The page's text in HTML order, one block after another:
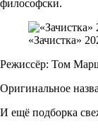
философски.
«Зачистка»
Режиссёр: Том
Оригинальное
И ещё подборка